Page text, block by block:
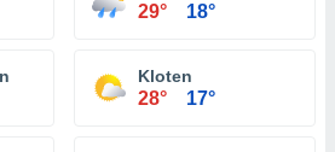
29° 18°
Kloten
28° 17°